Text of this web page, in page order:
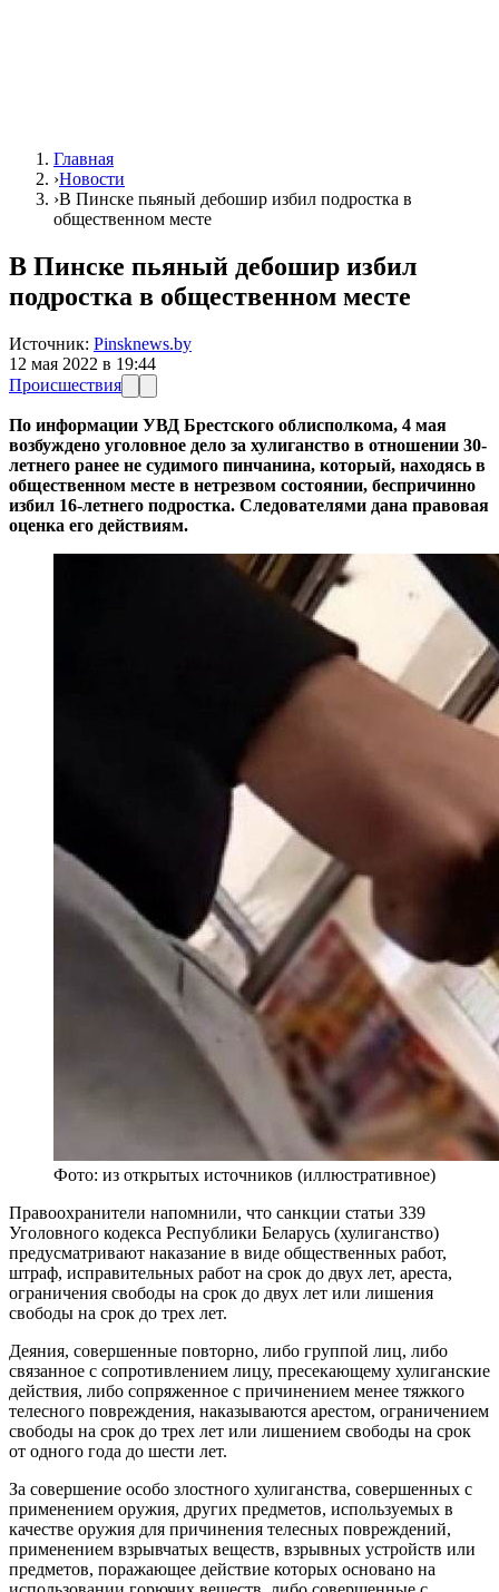
Главная
›Новости
›В Пинске пьяный дебошир избил подростка в
общественном месте
В Пинске пьяный дебошир избил
подростка в общественном месте
Источник: Pinsknews.by
12 мая 2022 в 19:44
Происшествия
По информации УВД Брестского облисполкома, 4 мая
возбуждено уголовное дело за хулиганство в отношении 30-
летнего ранее не судимого пинчанина, который, находясь в
общественном месте в нетрезвом состоянии, беспричинно
избил 16-летнего подростка. Следователями дана правовая
оценка его действиям.
Фото: из открытых источников (иллюстративное)
Правоохранители напомнили, что санкции статьи 339
Уголовного кодекса Республики Беларусь (хулиганство)
предусматривают наказание в виде общественных работ,
штраф, исправительных работ на срок до двух лет, ареста,
ограничения свободы на срок до двух лет или лишения
свободы на срок до трех лет.
Деяния, совершенные повторно, либо группой лиц, либо
связанное с сопротивлением лицу, пресекающему хулиганские
действия, либо сопряженное с причинением менее тяжкого
телесного повреждения, наказываются арестом, ограничением
свободы на срок до трех лет или лишением свободы на срок
от одного года до шести лет.
За совершение особо злостного хулиганства, совершенных с
применением оружия, других предметов, используемых в
качестве оружия для причинения телесных повреждений,
применением взрывчатых веществ, взрывных устройств или
предметов, поражающее действие которых основано на